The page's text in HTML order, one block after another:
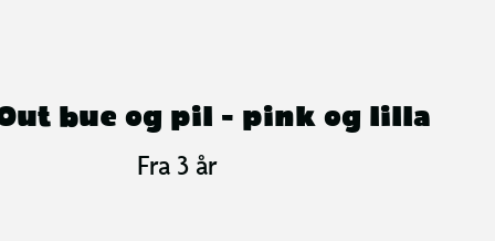
bue og pil - pink og lilla
Fra 3 år